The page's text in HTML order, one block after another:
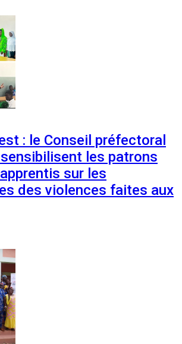
: le Conseil préfectoral
les patrons
sur les
des violences faites aux